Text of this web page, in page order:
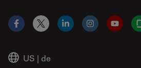
US | de
Facebook
X LinkedInInstagram